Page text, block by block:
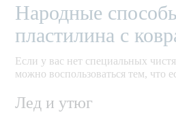
Народные
пластилина с
Если у вас нет специальных
можно воспользоваться тем, что
Лед и утюг